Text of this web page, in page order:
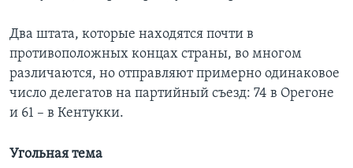
Два штата, которые находятся почти в
противоположных концах страны, во многом
различаются, но отправляют примерно одинаковое
число делегатов на партийный съезд: 74 в Орегоне
и 61 – в Кентукки.
Угольная тема